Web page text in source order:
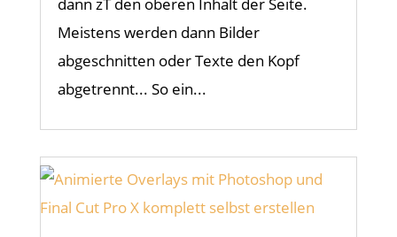
Meistens werden dann Bilder
abgeschnitten oder Texte den Kopf
abgetrennt... So ein...